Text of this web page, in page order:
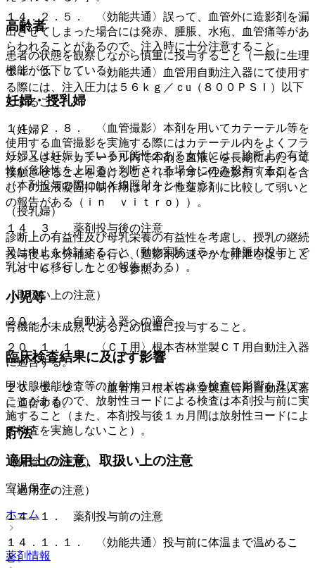
１４．２．５． 〈効能共通〉誤って、血管外に造影剤を漏
出させてしまった場合には発赤、腫脹、水疱、血管痛等があ
らわれることがあるので、注入時に十分注意すること。
１４．２．７． 〈効能共通〉血管用自動注入器にて使用す
る際には、注入圧力は５６ｋｇ／ｃu（８００ＰＳＩ）以下
とすること。
１４．２．８． 〈血管撮影〉本剤を用いてカテーテル等を
使用する血管撮影を実施する際にはカテーテル内をよくフラ
ッシュさせ、カテーテル内で本剤と血液とを長期にわたって
接触させることを避けること（非イオン性造影剤（本剤を含
む）の血液凝固抑制作用はイオン性造影剤に比較して弱いと
の報告がある（ｉｎ ｖｉｔｒｏ））。
１４．３． 薬剤投与後の注意
投与後も水分補給を行い、造影剤の速やかな排泄を促すこと
〔８．６、９．１．１５参照〕。
（取扱い上の注意）
２０．１． 自動注入器への適合
２０．１．１． 〈ＣＴ用〉根本杏林堂製ＣＴ用自動注入器
に適合する。
２０．１．２． 〈血管用〉根本杏林堂製血管用自動注入器
に適合する。
貯法
（保管上の注意）
室温保存。
ホーム
薬剤情報
高齢者
患者の状態を観察しながら慎重に投与すること（一般に生理
機能が低下している）。
妊婦・授乳婦
（妊婦）
妊婦又は妊娠している可能性のある女性には、診断上の有益
性が危険性を上回ると判断される場合にのみ投与すること
（本剤投与の際にはＸ線照射をともなう）。
（授乳婦）
診断上の有益性及び母乳栄養の有益性を考慮し、授乳の継続
又は中止を検討すること（動物実験（ラット静脈内投与）で
乳汁中に移行したとの報告がある）。
小児等
腎機能が未成熟であるため慎重に投与すること。
臨床検査結果に及ぼす影響
甲状腺機能検査等の放射性ヨードによる検査に影響を及ぼす
ことがあるので、放射性ヨードによる検査は本剤投与前に実
施すること（また、本剤投与後１ヵ月間は放射性ヨードによ
る検査を実施しないこと）。
適用上の注意、取扱い上の注意
（適用上の注意）
１４．１． 薬剤投与前の注意
１４．１．１． 〈効能共通〉投与前に体温まで温めるこ
と。